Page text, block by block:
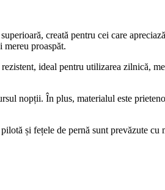
creată pentru cei care
mereu proaspăt.
ideal pentru utilizarea zilnică,
nopții. În plus, materialul este
și fețele de pernă sunt prevăzute cu